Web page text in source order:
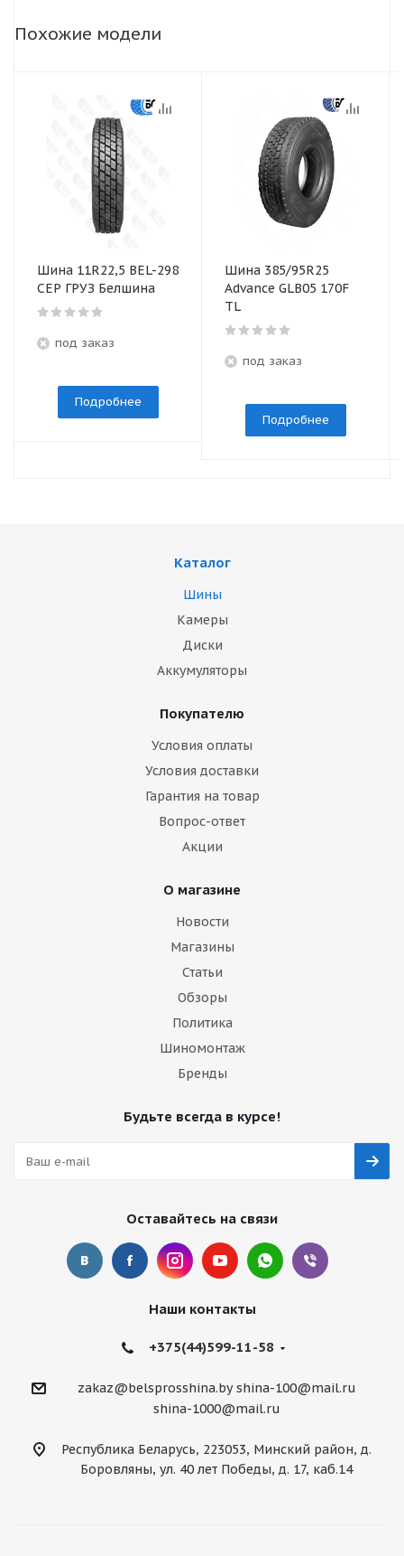
Похожие модели
Шина 11R22,5 BEL-298
СЕР ГРУЗ Белшина
под заказ
Подробнее
Шина 385/95R25
Advance GLB05 170F
TL
под заказ
Подробнее
Каталог
Шины
Камеры
Диски
Аккумуляторы
Покупателю
Условия оплаты
Условия доставки
Гарантия на товар
Вопрос-ответ
Акции
О магазине
Новости
Магазины
Статьи
Обзоры
Политика
Шиномонтаж
Бренды
Будьте всегда в курсе!
Оставайтесь на связи
Наши контакты
+375(44)599-11-58
zakaz@belsprosshina.by shina-100@mail.ru
shina-1000@mail.ru
Республика Беларусь, 223053, Минский район, д.
Боровляны, ул. 40 лет Победы, д. 17, каб.14